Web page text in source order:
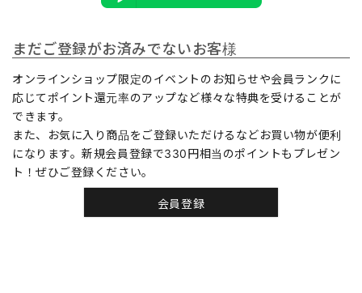
まだご登録がお済みでないお客様
オンラインショップ限定のイベントのお知らせや会員ランクに
応じてポイント還元率のアップなど様々な特典を受けることが
できます。
また、お気に入り商品をご登録いただけるなどお買い物が便利
になります。新規会員登録で330円相当のポイントもプレゼン
ト！ぜひご登録ください。
会員登録